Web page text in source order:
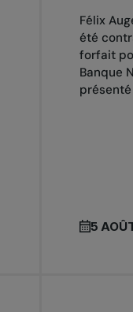
Félix
été
forfait
Banque
présenté
5